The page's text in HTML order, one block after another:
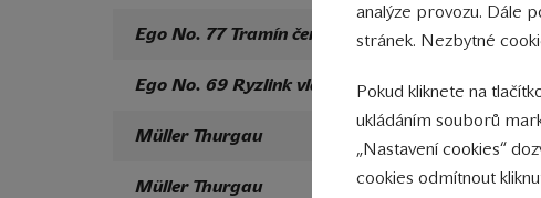
Ego No. 77 Tramín červený 2017
Ego No. 69 Ryzlink vlašský 2017
Müller Thurgau
Müller Thurgau ¨2017
analýze provozu. Dále
stránek. Nezbytné
Pokud kliknete na
ukládáním souborů
„Nastavení cookies“
cookies odmítnout